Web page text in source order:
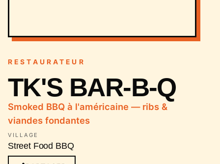
RESTAURATEUR
TK'S BAR-B-Q
Smoked BBQ à l'américaine — ribs &
viandes fondantes
VILLAGE
Street Food BBQ